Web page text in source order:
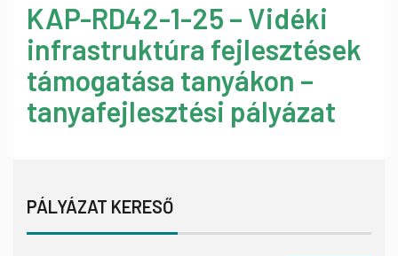
KAP-RD42-1-25 – Vidéki
infrastruktúra fejlesztések
támogatása tanyákon –
tanyafejlesztési pályázat
PÁLYÁZAT KERESŐ